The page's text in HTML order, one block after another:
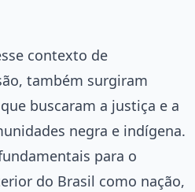
contexto de
também surgiram
buscaram a justiça e a
negra e indígena.
para o
do Brasil como nação,